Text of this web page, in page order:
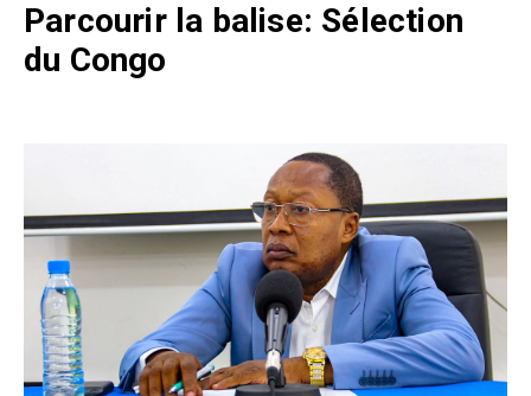
Parcourir la balise: Sélection
du Congo